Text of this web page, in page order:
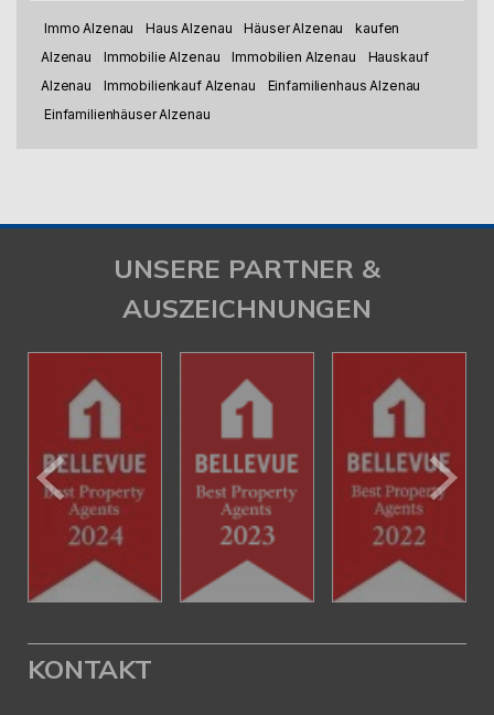
Immo Alzenau Haus Alzenau Häuser Alzenau
kaufen
Alzenau
Immobilie Alzenau Immobilien Alzenau
Hauskauf
Alzenau
Immobilienkauf Alzenau
Einfamilienhaus Alzenau
Einfamilienhäuser Alzenau
UNSERE PARTNER &
AUSZEICHNUNGEN
KONTAKT